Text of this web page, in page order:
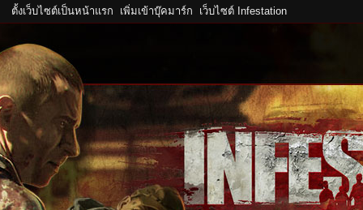
ตั้งเว็บไซต์เป็นหน้าแรก เพิ่มเข้าบุ๊คมาร์ก เว็บไซต์ Infestation